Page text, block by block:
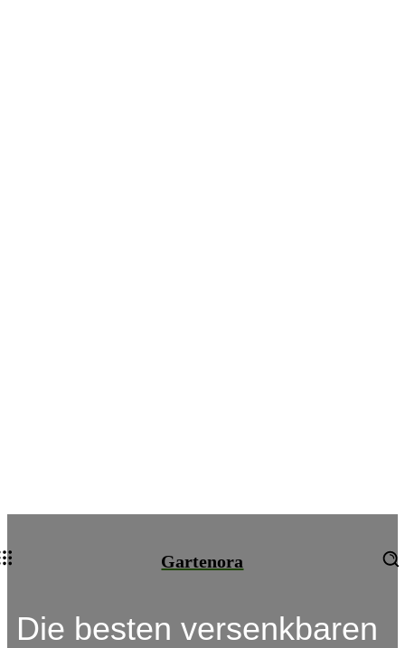
Gartenora
Die besten versenkbaren